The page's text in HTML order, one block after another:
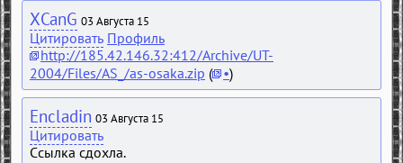
XCanG 03 Августа 15
Цитировать Профиль
http://185.42.146.32:412/Archive/UT-
2004/Files/AS_/as-osaka.zip ( •)
Encladin 03 Августа 15
Цитировать
Ссылка сдохла.